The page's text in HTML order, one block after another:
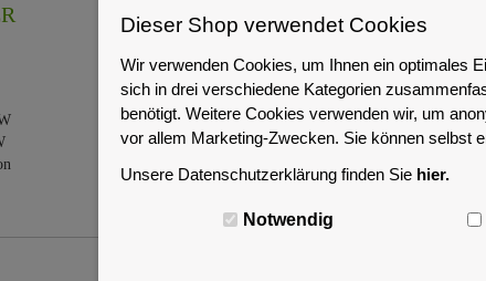
Dieser Shop verwendet Cookies
Wir verwenden Cookies, um Ihnen ein optimales
sich in drei verschiedene Kategorien
benötigt. Weitere Cookies verwenden wir, um
vor allem Marketing-Zwecken. Sie können selbst
Unsere Datenschutzerklärung finden Sie hier.
Notwendig